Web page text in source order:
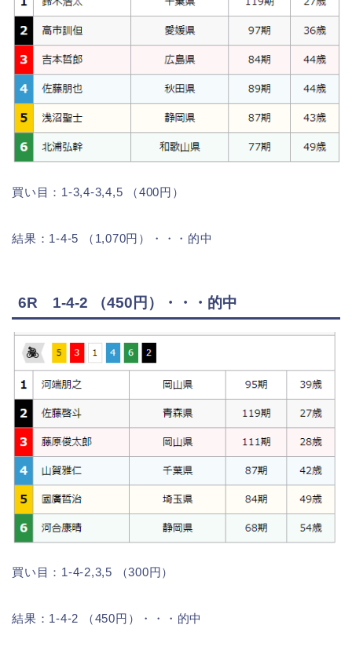
買い目：1-3,4-3,4,5 （400円）
結果：1-4-5 （1,070円）・・・的中
6R 1-4-2 （450円）・・・的中
買い目：1-4-2,3,5 （300円）
結果：1-4-2 （450円）・・・的中